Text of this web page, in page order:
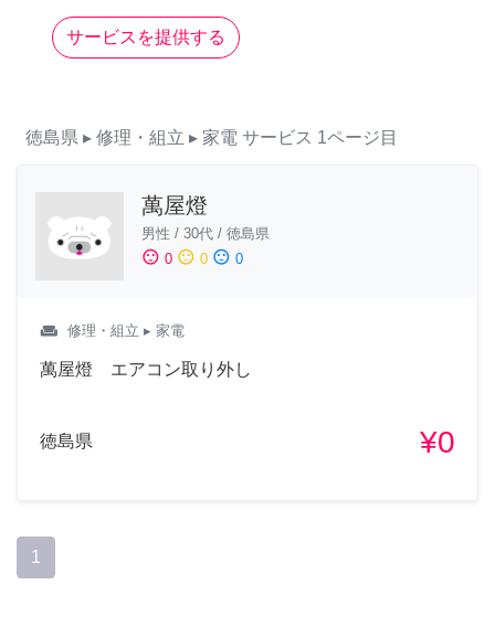
サービスを提供する
徳島県 ▸ 修理・組立 ▸ 家電 サービス 1ページ目
萬屋燈
男性 / 30代 / 徳島県
sentiment_satisfied 0 sentiment_neutral 0 sentiment_dissatisfied 0
weekend 修理・組立 ▸ 家電
萬屋燈 エアコン取り外し
徳島県 ¥0
1